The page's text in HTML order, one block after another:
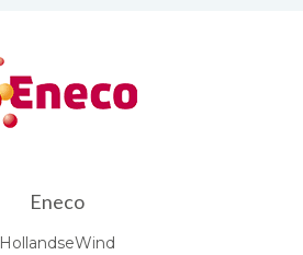
Eneco
HollandseWind